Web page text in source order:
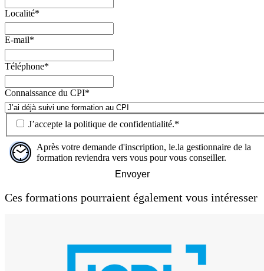
Localité*
E-mail*
Téléphone*
Connaissance du CPI*
J’accepte la politique de confidentialité.*
Après votre demande d'inscription, le.la gestionnaire de la
formation reviendra vers vous pour vous conseiller.
Envoyer
Ces formations pourraient également vous intéresser